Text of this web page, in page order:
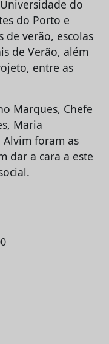
do
do Porto e
de verão, escolas
de Verão, além
entre as
Marques, Chefe
Maria
Alvim foram as
dar a cara a este